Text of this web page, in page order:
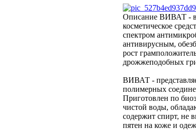
Описание ВИВАТ -
косметическое
спектром
антивирусным,
рост
дрожжеподобных
ВИВАТ -
полимерных
Приготовлен по
чистой воды,
содержит спирт, не
пятен на коже и